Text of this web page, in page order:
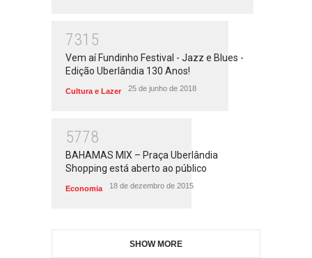
7315
Vem aí Fundinho Festival - Jazz e Blues -
Edição Uberlândia 130 Anos!
Cultura e Lazer 25 de junho de 2018
5778
BAHAMAS MIX – Praça Uberlândia
Shopping está aberto ao público
Economia 18 de dezembro de 2015
SHOW MORE